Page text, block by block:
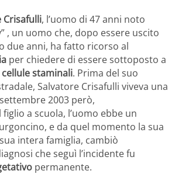
Crisafulli, l’uomo di 47 anni noto
, un uomo che, dopo essere uscito
due anni, ha fatto ricorso al
per chiedere di essere sottoposto a
cellule staminali. Prima del suo
Salvatore Crisafulli viveva una
2003 però,
a scuola, l’uomo ebbe un
e da quel momento la sua
intera famiglia, cambiò
che seguì l’incidente fu
permanente.